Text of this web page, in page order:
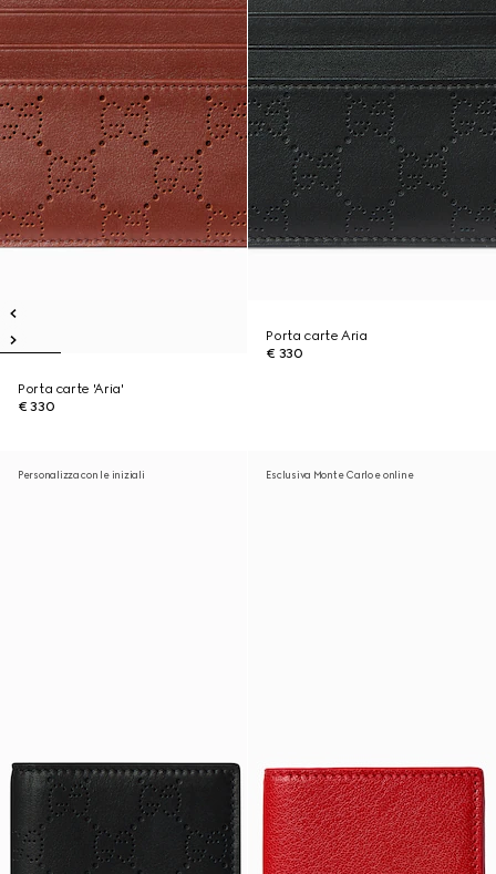
Porta carte 'Aria'
€ 330
Porta carte Aria
€ 330
Personalizza con le iniziali Esclusiva Monte Carlo e online